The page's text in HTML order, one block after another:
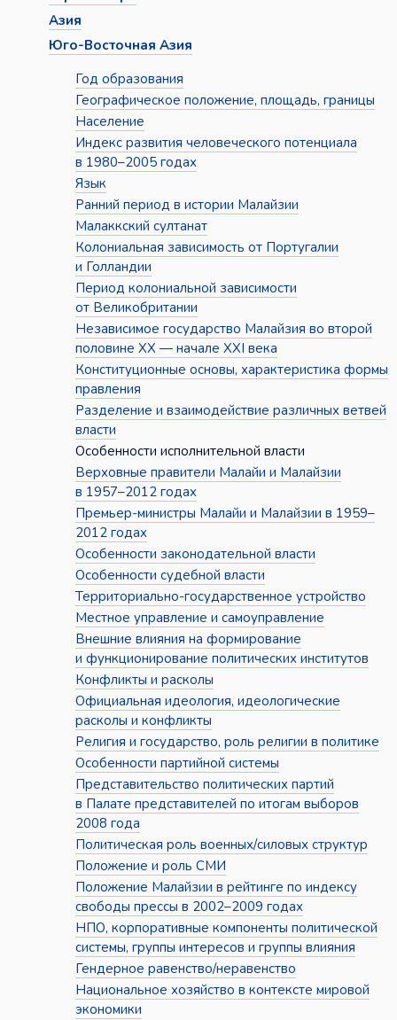
Азия
Юго-Восточная Азия
Год образования
Географическое положение, площадь, границы
Население
Индекс развития человеческого потенциала
в 1980–2005 годах
Язык
Ранний период в истории Малайзии
Малаккский султанат
Колониальная зависимость от Португалии
и Голландии
Период колониальной зависимости
от Великобритании
Независимое государство Малайзия во второй
половине XX — начале XXI века
Конституционные основы, характеристика формы
правления
Разделение и взаимодействие различных ветвей
власти
Особенности исполнительной власти
Верховные правители Малайи и Малайзии
в 1957–2012 годах
Премьер-министры Малайи и Малайзии в 1959–
2012 годах
Особенности законодательной власти
Особенности судебной власти
Территориально-государственное устройство
Местное управление и самоуправление
Внешние влияния на формирование
и функционирование политических институтов
Конфликты и расколы
Официальная идеология, идеологические
расколы и конфликты
Религия и государство, роль религии в политике
Особенности партийной системы
Представительство политических партий
в Палате представителей по итогам выборов
2008 года
Политическая роль военных/силовых структур
Положение и роль СМИ
Положение Малайзии в рейтинге по индексу
свободы прессы в 2002–2009 годах
НПО, корпоративные компоненты политической
системы, группы интересов и группы влияния
Гендерное равенство/неравенство
Национальное хозяйство в контексте мировой
экономики